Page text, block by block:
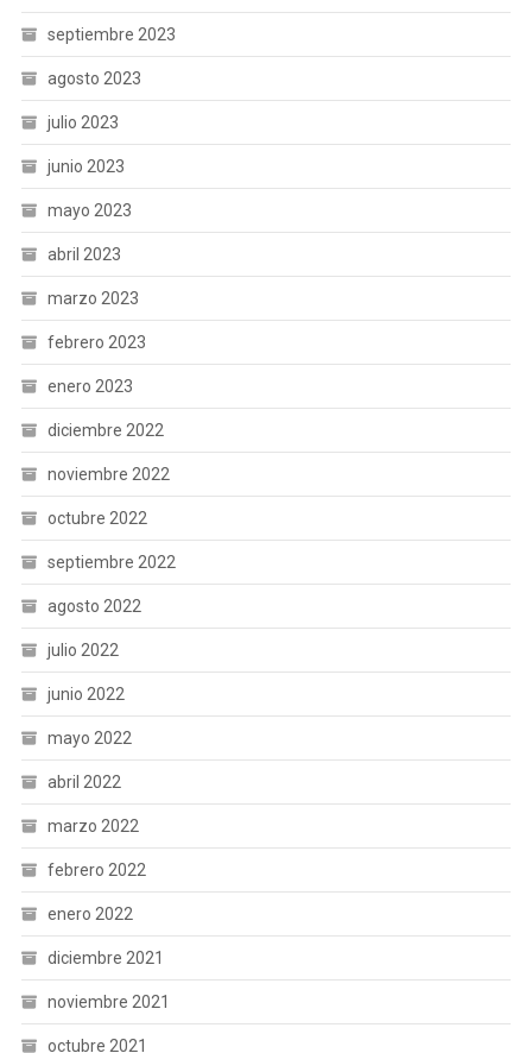
septiembre 2023
agosto 2023
julio 2023
junio 2023
mayo 2023
abril 2023
marzo 2023
febrero 2023
enero 2023
diciembre 2022
noviembre 2022
octubre 2022
septiembre 2022
agosto 2022
julio 2022
junio 2022
mayo 2022
abril 2022
marzo 2022
febrero 2022
enero 2022
diciembre 2021
noviembre 2021
octubre 2021